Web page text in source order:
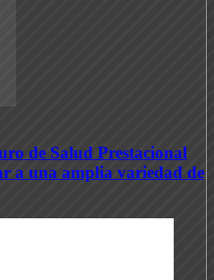
de Salud Prestacional
a una amplia variedad de